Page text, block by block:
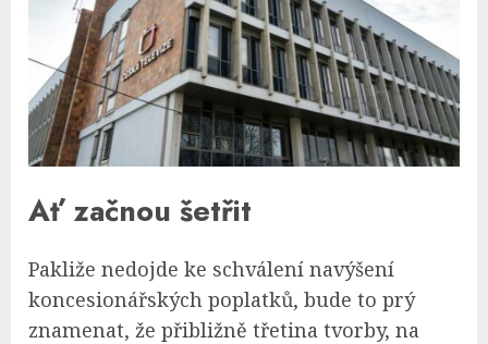
Ať začnou šetřit
Pakliže nedojde ke schválení navýšení
koncesionářských poplatků, bude to prý
znamenat, že přibližně třetina tvorby, na